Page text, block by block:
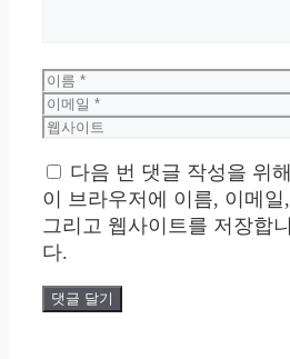
이
름
이
메
웹
이
트
다음 번 댓글 작성을 위해
이 브라우저에 이름, 이메일,
그리고 웹사이트를 저장합니
다.